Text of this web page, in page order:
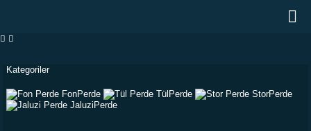
Kategoriler
FonPerde Tül Perde StorPerde
Jaluzi Perde